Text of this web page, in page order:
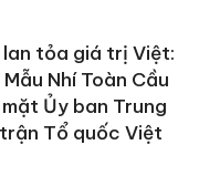
lan tỏa giá trị Việt:
Nhí Toàn Cầu
Ủy ban Trung
Tổ quốc Việt